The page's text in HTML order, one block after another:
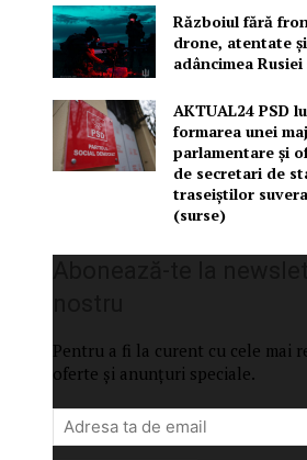
Războiul fără
drone, atentate
adâncimea
AKTUAL24 PSD
formarea unei
parlamentare și
de secretari de
traseiștilor
(surse)
Pentru a fi la curent cu cele mai
oferte și anunțuri speciale.